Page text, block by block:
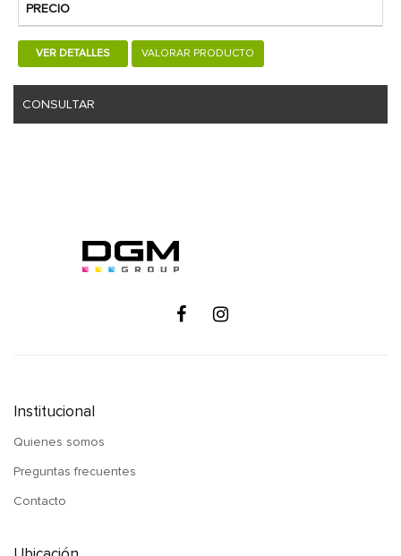
PRECIO
VER DETALLES VALORAR PRODUCTO
CONSULTAR
Institucional
Quienes somos
Preguntas frecuentes
Contacto